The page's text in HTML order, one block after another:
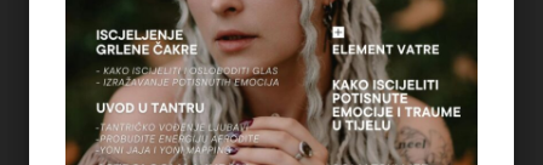
svjetlost određuje naš seksualni život? Što je
napolju…
PROČITAJTE VIŠE...